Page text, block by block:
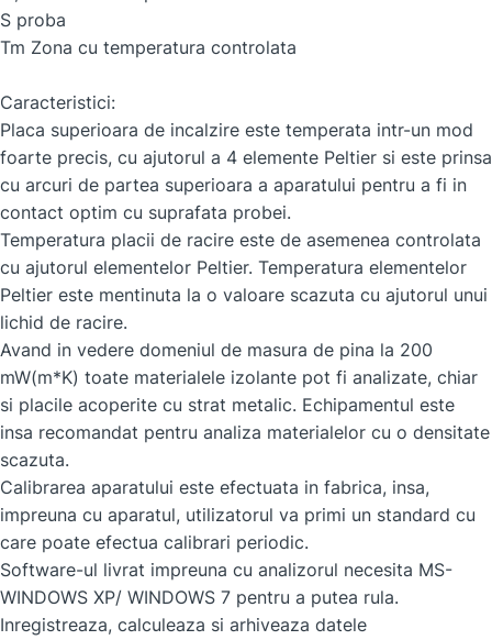
S proba
Tm Zona cu temperatura controlata
Caracteristici:
Placa superioara de incalzire este temperata intr-un mod
foarte precis, cu ajutorul a 4 elemente Peltier si este prinsa
cu arcuri de partea superioara a aparatului pentru a fi in
contact optim cu suprafata probei.
Temperatura placii de racire este de asemenea controlata
cu ajutorul elementelor Peltier. Temperatura elementelor
Peltier este mentinuta la o valoare scazuta cu ajutorul unui
lichid de racire.
Avand in vedere domeniul de masura de pina la 200
mW(m*K) toate materialele izolante pot fi analizate, chiar
si placile acoperite cu strat metalic. Echipamentul este
insa recomandat pentru analiza materialelor cu o densitate
scazuta.
Calibrarea aparatului este efectuata in fabrica, insa,
impreuna cu aparatul, utilizatorul va primi un standard cu
care poate efectua calibrari periodic.
Software-ul livrat impreuna cu analizorul necesita MS-
WINDOWS XP/ WINDOWS 7 pentru a putea rula.
Inregistreaza, calculeaza si arhiveaza datele